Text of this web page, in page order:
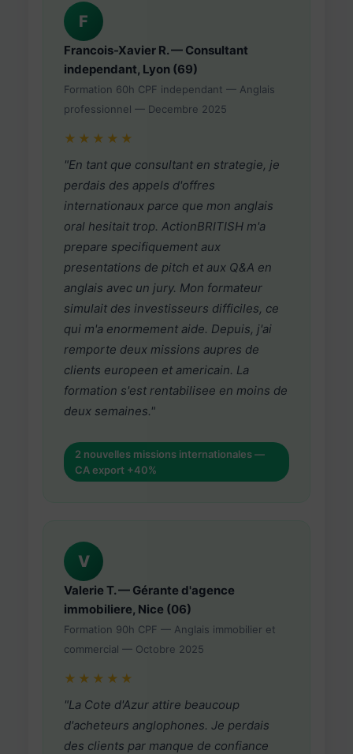
F
Francois-Xavier R. — Consultant
independant, Lyon (69)
Formation 60h CPF independant — Anglais
professionnel — Decembre 2025
★★★★★
"En tant que consultant en strategie, je
perdais des appels d'offres
internationaux parce que mon anglais
oral hesitait trop. ActionBRITISH m'a
prepare specifiquement aux
presentations de pitch et aux Q&A en
anglais avec un jury. Mon formateur
simulait des investisseurs difficiles, ce
qui m'a enormement aide. Depuis, j'ai
remporte deux missions aupres de
clients europeen et americain. La
formation s'est rentabilisee en moins de
deux semaines."
2 nouvelles missions internationales —
CA export +40%
V
Valerie T. — Gérante d'agence
immobiliere, Nice (06)
Formation 90h CPF — Anglais immobilier et
commercial — Octobre 2025
★★★★★
"La Cote d'Azur attire beaucoup
d'acheteurs anglophones. Je perdais
des clients par manque de confiance